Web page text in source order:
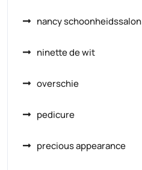
nancy schoonheidssalon
ninette de wit
overschie
pedicure
precious appearance